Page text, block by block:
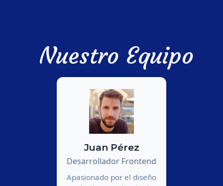
Nuestro Equipo
Juan Pérez
Desarrollador Frontend
Apasionado por el diseño